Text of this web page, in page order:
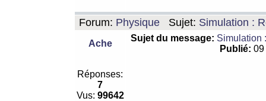
Forum: Physique Sujet: Simulation :
Ache
Sujet du message: Simulation
Publié:
Réponses:
7
Vus: 99642